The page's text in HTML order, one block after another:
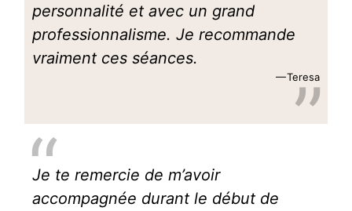
personnalité et avec un grand
professionnalisme. Je recommande
vraiment ces séances.
Teresa
Je te remercie de m’avoir
accompagnée durant le début de